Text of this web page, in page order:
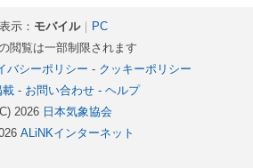
表示： モバイル｜ PC
閲覧は一部制限されます
バシーポリシー - クッキーポリシー
載- お問い合わせ- ヘルプ
2026 日本気象協会
ALiNKインターネット